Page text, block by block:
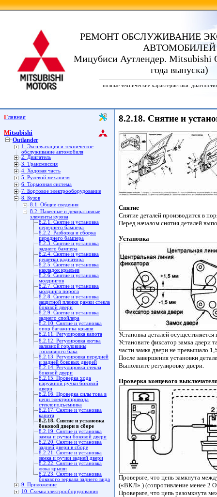
РЕМОНТ ОБСЛУЖИВАНИЕ
АВТОМОБИЛЕЙ
Мицубиси Аутлендер. Mitsubishi
года выпуска)
полные технические характеристики.
Главная
Mitsubishi
Outlander
1. Эксплуатация и техническое
обслуживание автомобиля
2. Двигатель
3. Трансмиссия
4. Ходовая часть
5. Рулевой механизм
6. Тормозная система
7. Бортовое электрооборудование
8. Кузов
8.1. Общие сведения
8.2. Навесные и декоративные
элементы кузова
8.2.1. Снятие и установка
переднего бампера
8.2.2. Разборка и сборка
переднего бампера
8.2.3. Снятие и установка
заднего бампера
8.2.4. Снятие и установка
решетки радиатора
8.2.5. Снятие и установка
накладок крыльев
8.2.6. Снятие и установка
молдингов
8.2.7. Снятие и установка
молдинга порога
8.2.8. Снятие и установка
защитной пленки рамки стекла
боковой двери
8.2.9. Снятие и установка
заднего спойлера
8.2.10. Снятие и установка
опор багажника крыши
8.2.11. Регулировка капота
8.2.12. Регулировка лючка
заливной горловины
топливного бака
8.2.13. Регулировка передней
и задней боковых дверей
8.2.14. Регулировка стекла
боковой двери
8.2.15. Проверка хода
наружной ручки боковой
двери
8.2.16. Проверка силы тока в
цепи электропривода
стеклоподъемника
8.2.17. Снятие и установка
капота
8.2.18. Снятие и установка
боковой двери в сборе
8.2.19. Снятие и установка
замка и ручки боковой двери
8.2.20. Снятие и установка
задней двери в сборе
8.2.21. Снятие и установка
замка и ручки задней двери
8.2.22. Снятие и установка
люка крыши
8.2.23. Снятие и установка
бокового зеркала заднего вида
9. Приложение
10. Схемы электрооборудования
8.2.18. Снятие и
Снятие
Снятие деталей производится в
Перед началом снятия деталей
Установка
Установка деталей
Установите фиксатор замка двери
части замка двери не превышало
После завершения установки
Выполните регулировку двери.
Проверка концевого
Проверьте, что цепь замкнута
(«ВКЛ».) (сопротивление менее 2
Проверьте, что цепь разомкнута